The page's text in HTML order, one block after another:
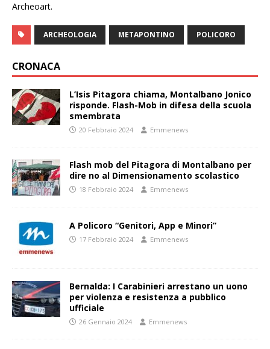
Archeoart.
ARCHEOLOGIA METAPONTINO POLICORO
CRONACA
L’Isis Pitagora chiama, Montalbano Jonico
risponde. Flash-Mob in difesa della scuola
smembrata
20 Febbraio 2024 Emmenews
Flash mob del Pitagora di Montalbano per
dire no al Dimensionamento scolastico
18 Febbraio 2024 Emmenews
A Policoro “Genitori, App e Minori”
17 Febbraio 2024 Emmenews
Bernalda: I Carabinieri arrestano un uono
per violenza e resistenza a pubblico
ufficiale
26 Gennaio 2024 Emmenews